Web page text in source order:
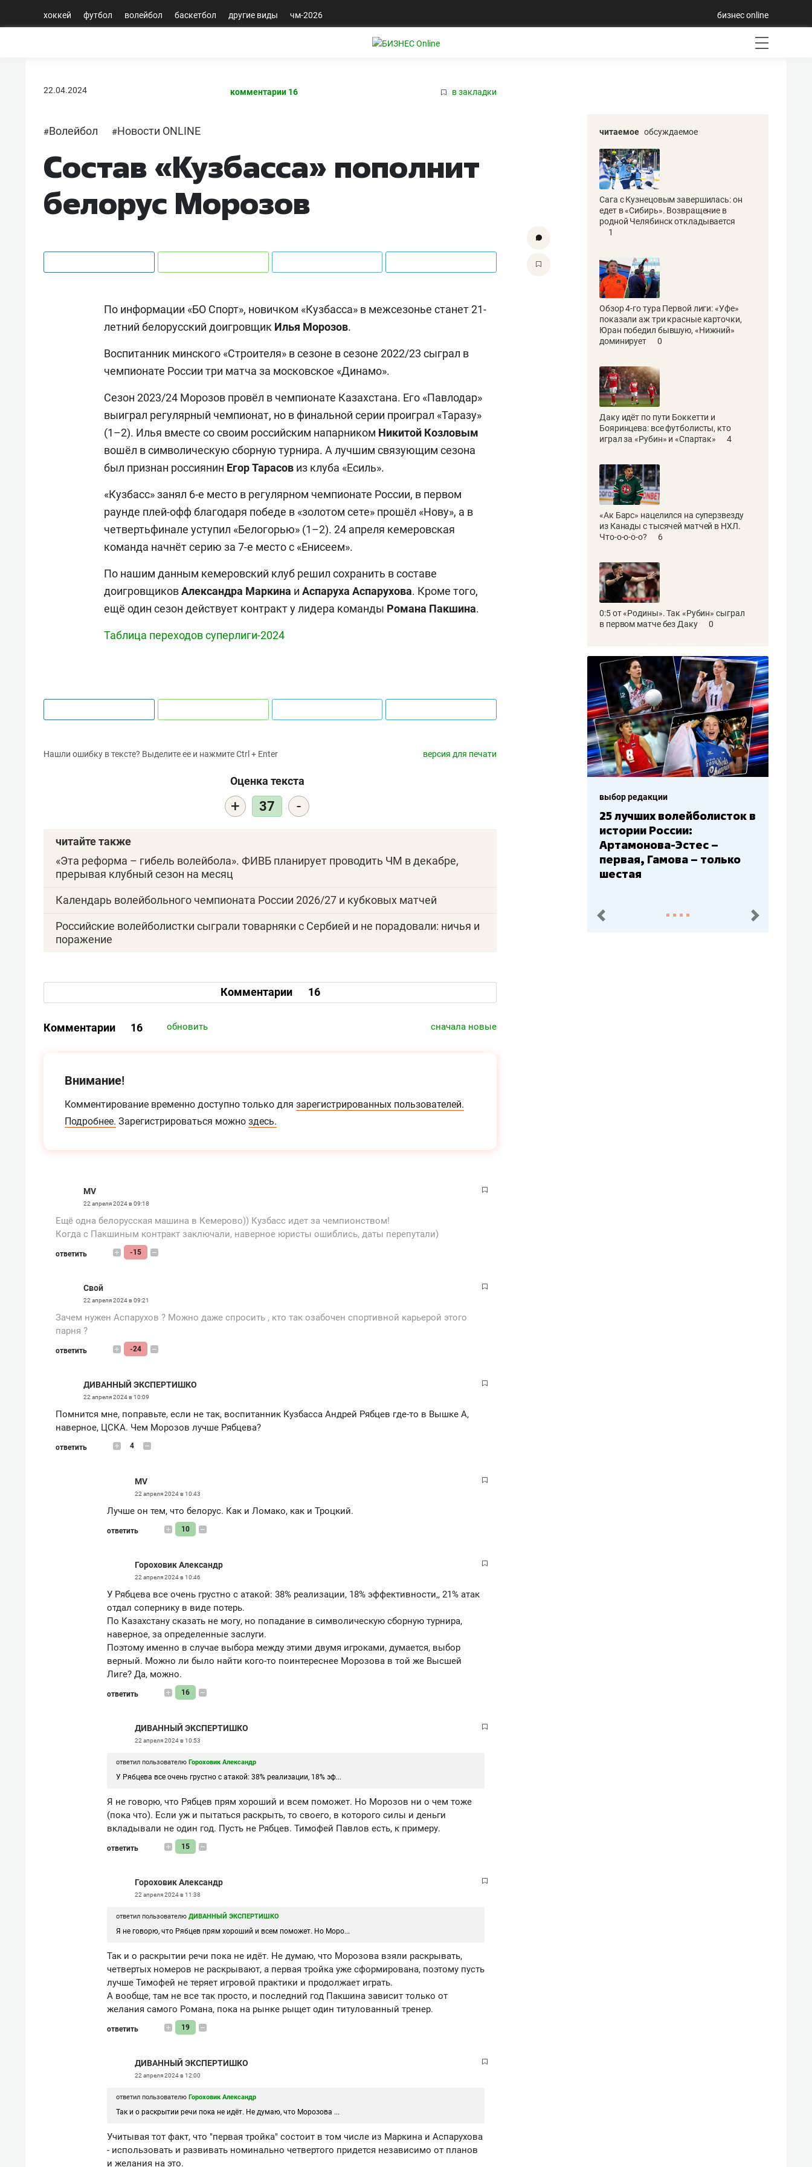
хоккей футбол волейбол баскетбол другие виды чм-2026 бизнес online
22.04.2024 комментарии 16 в закладки
#Волейбол #Новости ONLINE
Состав «Кузбасса» пополнит
белорус Морозов
По информации «БО Спорт», новичком «Кузбасса» в межсезонье станет 21-
летний белорусский доигровщик Илья Морозов.
Воспитанник минского «Строителя» в сезоне в сезоне 2022/23 сыграл в
чемпионате России три матча за московское «Динамо».
Сезон 2023/24 Морозов провёл в чемпионате Казахстана. Его «Павлодар»
выиграл регулярный чемпионат, но в финальной серии проиграл «Таразу»
(1–2). Илья вместе со своим российским напарником Никитой Козловым
вошёл в символическую сборную турнира. А лучшим связующим сезона
был признан россиянин ЕгорТарасов из клуба «Есиль».
«Кузбасс» занял 6-е место в регулярном чемпионате России, в первом
раунде плей-офф благодаря победе в «золотом сете» прошёл «Нову», а в
четвертьфинале уступил «Белогорью» (1–2). 24 апреля кемеровская
команда начнёт серию за 7-е место с «Енисеем».
По нашим данным кемеровский клуб решил сохранить в составе
доигровщиковАлександра Маркина и Аспаруха Аспарухова. Кроме того,
ещё один сезон действует контракт у лидера команды Романа Пакшина.
Таблица переходов суперлиги-2024
Нашли ошибку в тексте? Выделите ее и нажмите Ctrl + Enter версия для печати
Оценка текста
+ 37 -
читайте также
«Эта реформа – гибель волейбола». ФИВБ планирует проводить ЧМ в декабре,
прерывая клубный сезон на месяц
Календарь волейбольного чемпионата России 2026/27 и кубковых матчей
Российские волейболистки сыграли товарняки с Сербией и не порадовали: ничья и
поражение
Комментарии 16
Комментарии 16 обновить сначала новые
Внимание!
Комментирование временно доступно только для зарегистрированных пользователей.
Подробнее. Зарегистрироваться можно здесь.
MV
22 апреля 2024 в 09:18
Ещё одна белорусская машина в Кемерово)) Кузбасс идет за чемпионством!
Когда с Пакшиным контракт заключали, наверное юристы ошиблись, даты перепутали)
ответить -15
Свой
22 апреля 2024 в 09:21
Зачем нужен Аспарухов ? Можно даже спросить , кто так озабочен спортивной карьерой этого
парня ?
ответить -24
ДИВАННЫЙ ЭКСПЕРТИШКО
22 апреля 2024 в 10:09
Помнится мне, поправьте, если не так, воспитанник Кузбасса Андрей Рябцев где-то в Вышке А,
наверное, ЦСКА. Чем Морозов лучше Рябцева?
ответить 4
MV
22 апреля 2024 в 10:43
Лучше он тем, что белорус. Как и Ломако, как и Троцкий.
ответить 10
Гороховик Александр
22 апреля 2024 в 10:46
У Рябцева все очень грустно с атакой: 38% реализации, 18% эффективности,, 21% атак
отдал сопернику в виде потерь.
По Казахстану сказать не могу, но попадание в символическую сборную турнира,
наверное, за определенные заслуги.
Поэтому именно в случае выбора между этими двумя игроками, думается, выбор
верный. Можно ли было найти кого-то поинтереснее Морозова в той же Высшей
Лиге? Да, можно.
ответить 16
ДИВАННЫЙ ЭКСПЕРТИШКО
22 апреля 2024 в 10:53
ответил пользователю Гороховик Александр
У Рябцева все очень грустно с атакой: 38% реализации, 18% эф...
Я не говорю, что Рябцев прям хороший и всем поможет. Но Морозов ни о чем тоже
(пока что). Если уж и пытаться раскрыть, то своего, в которого силы и деньги
вкладывали не один год. Пусть не Рябцев. Тимофей Павлов есть, к примеру.
ответить 15
Гороховик Александр
22 апреля 2024 в 11:38
ответил пользователю ДИВАННЫЙ ЭКСПЕРТИШКО
Я не говорю, что Рябцев прям хороший и всем поможет. Но Моро...
Так и о раскрытии речи пока не идёт. Не думаю, что Морозова взяли раскрывать,
четвертых номеров не раскрывают, а первая тройка уже сформирована, поэтому пусть
лучше Тимофей не теряет игровой практики и продолжает играть.
А вообще, там не все так просто, и последний год Пакшина зависит только от
желания самого Романа, пока на рынке рыщет один титулованный тренер.
ответить 19
ДИВАННЫЙ ЭКСПЕРТИШКО
22 апреля 2024 в 12:00
ответил пользователю Гороховик Александр
Так и о раскрытии речи пока не идёт. Не думаю, что Морозова ...
Учитывая тот факт, что "первая тройка" состоит в том числе из Маркина и Аспарухова
- использовать и развивать номинально четвертого придется независимо от планов
и желания на это.
читаемое обсуждаемое
Сага с Кузнецовым завершилась: он
едет в «Сибирь». Возвращение в
родной Челябинск откладывается
1
Обзор 4-го тура Первой лиги: «Уфе»
показали аж три красные карточки,
Юран победил бывшую, «Нижний»
доминирует
0
Даку идёт по пути Боккетти и
Бояринцева: все футболисты, кто
играл за «Рубин» и «Спартак»
4
«Ак Барс» нацелился на суперзвезду
из Канады с тысячей матчей в НХЛ.
Что-о-о-о-о?
6
0:5 от «Родины». Так «Рубин» сыграл
в первом матче без Даку
0
первая, Гамова – только
выбор редакции
Бюджеты клубов КХЛ: СКА
– главный мажор, «Ак
Барс» – второй, «Салават
Юлаев» – середняк
пред. след.